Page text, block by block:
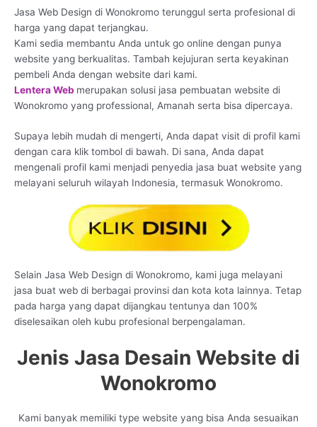
Jasa Web Design di Wonokromo terunggul serta profesional di
harga yang dapat terjangkau.
Kami sedia membantu Anda untuk go online dengan punya
website yang berkualitas. Tambah kejujuran serta keyakinan
pembeli Anda dengan website dari kami.
Lentera Web merupakan solusi jasa pembuatan website di
Wonokromo yang professional, Amanah serta bisa dipercaya.
Supaya lebih mudah di mengerti, Anda dapat visit di profil kami
dengan cara klik tombol di bawah. Di sana, Anda dapat
mengenali profil kami menjadi penyedia jasa buat website yang
melayani seluruh wilayah Indonesia, termasuk Wonokromo.
Selain Jasa Web Design di Wonokromo, kami juga melayani
jasa buat web di berbagai provinsi dan kota kota lainnya. Tetap
pada harga yang dapat dijangkau tentunya dan 100%
diselesaikan oleh kubu profesional berpengalaman.
Jenis Jasa Desain Website di
Wonokromo
Kami banyak memiliki type website yang bisa Anda sesuaikan